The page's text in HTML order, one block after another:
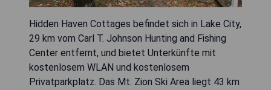
Hidden Haven Cottages befindet sich in Lake City,
29 km vom Carl T. Johnson Hunting and Fishing
Center entfernt, und bietet Unterkünfte mit
kostenlosem WLAN und kostenlosem
Privatparkplatz. Das Mt. Zion Ski Area liegt 43 km